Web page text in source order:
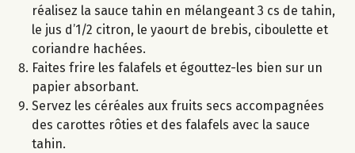
réalisez la sauce tahin en mélangeant 3 cs de tahin,
le jus d’1/2 citron, le yaourt de brebis, ciboulette et
coriandre hachées.
Faites frire les falafels et égouttez-les bien sur un
papier absorbant.
Servez les céréales aux fruits secs accompagnées
des carottes rôties et des falafels avec la sauce
tahin.